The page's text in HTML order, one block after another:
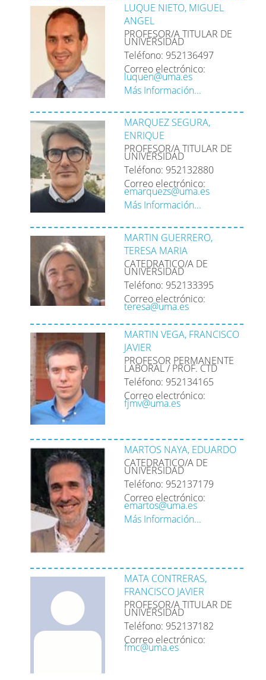
LUQUE NIETO, MIGUEL
ANGEL
PROFESOR/A TITULAR DE
UNIVERSIDAD
Teléfono: 952136497
Correo electrónico:
luquen@uma.es
Más Información...
MARQUEZ SEGURA,
ENRIQUE
PROFESOR/A TITULAR DE
UNIVERSIDAD
Teléfono: 952132880
Correo electrónico:
emarquezs@uma.es
Más Información...
MARTIN GUERRERO,
TERESA MARIA
CATEDRATICO/A DE
UNIVERSIDAD
Teléfono: 952133395
Correo electrónico:
teresa@uma.es
MARTIN VEGA, FRANCISCO
JAVIER
PROFESOR PERMANENTE
LABORAL / PROF. CTD
Teléfono: 952134165
Correo electrónico:
fjmv@uma.es
MARTOS NAYA, EDUARDO
CATEDRATICO/A DE
UNIVERSIDAD
Teléfono: 952137179
Correo electrónico:
emartos@uma.es
Más Información...
MATA CONTRERAS,
FRANCISCO JAVIER
PROFESOR/A TITULAR DE
UNIVERSIDAD
Teléfono: 952137182
Correo electrónico:
fmc@uma.es